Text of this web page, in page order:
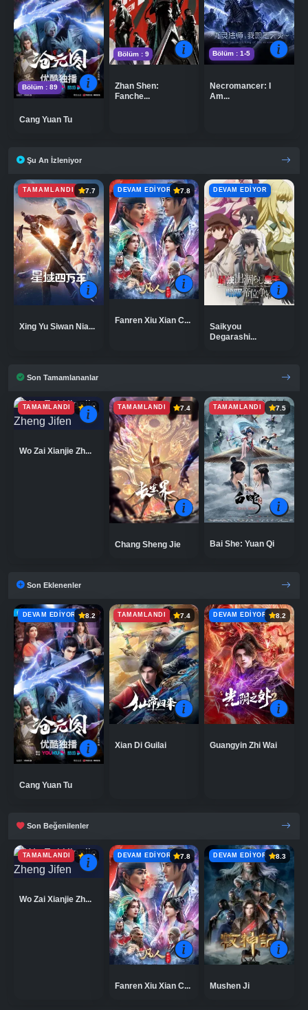
Bölüm : 89
Cang Yuan Tu
Bölüm : 9
Zhan Shen:
Fanche...
Bölüm : 1-5
Necromancer: I
Am...
Şu An İzleniyor
TAMAMLANDI 7.7
Xing Yu Siwan Nia...
DEVAM EDIYOR 7.8
Fanren Xiu Xian C...
DEVAM EDIYOR
Saikyou
Degarashi...
Son Tamamlananlar
TAMAMLANDI 6.4
Wo Zai Xianjie Zh...
TAMAMLANDI 7.4
Chang Sheng Jie
TAMAMLANDI 7.5
Bai She: Yuan Qi
Son Eklenenler
DEVAM EDIYOR 8.2
Cang Yuan Tu
TAMAMLANDI 7.4
Xian Di Guilai
DEVAM EDIYOR 8.2
Guangyin Zhi Wai
Son Beğenilenler
TAMAMLANDI 6.4
Wo Zai Xianjie Zh...
DEVAM EDIYOR 7.8
Fanren Xiu Xian C...
DEVAM EDIYOR 8.3
Mushen Ji